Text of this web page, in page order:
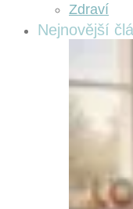
Zdraví
Nejnovější